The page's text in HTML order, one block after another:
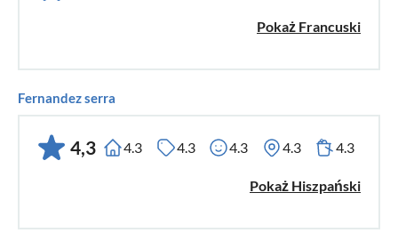
Pokaż Francuski
Fernandez serra
4,3 4.3 4.3 4.3 4.3 4.3
Pokaż Hiszpański